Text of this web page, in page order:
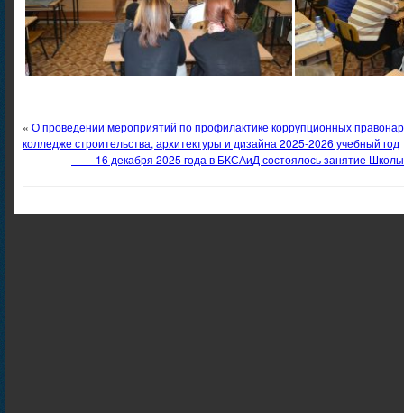
« О проведении мероприятий по профилактике коррупционных
колледже строительства, архитектуры и дизайна 2025-2026 учебный год
16 декабря 2025 года в БКСАиД состоялось занятие Школы